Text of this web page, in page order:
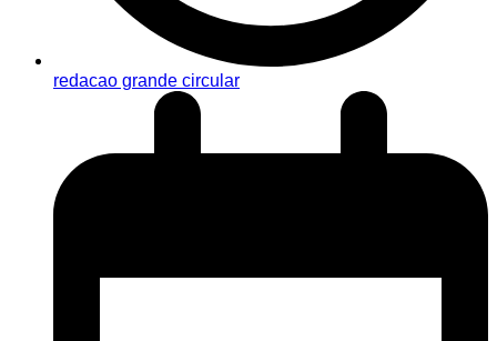
redacao grande circular